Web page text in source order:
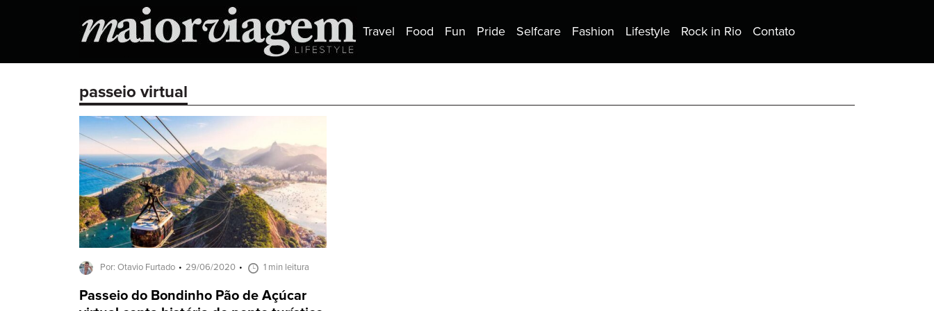
Travel Food Fun Pride Selfcare Fashion Lifestyle Rock in Rio Contato
passeio virtual
Por: Otavio Furtado 29/06/2020 1 min leitura
Passeio do Bondinho Pão de Açúcar